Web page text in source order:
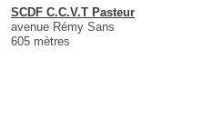
SCDF C.C.V.T Pasteur
avenue Rémy Sans
605 mètres